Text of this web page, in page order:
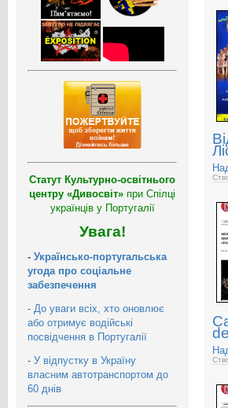
Статут Культурно-освітнього
центру «Дивосвіт» при Спілці
українців у Португалії
Увага!
- Українсько-португальська
угода про соціальне
забезпечення
- До уваги всіх, хто оновлює
або отримує водійські
посвідчення в Португалії
- У відпустку в Україну
власним автотранспортом до
60 днів